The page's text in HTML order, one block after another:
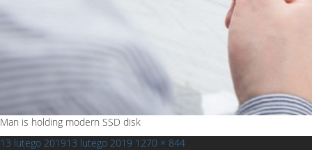
Man is holding modern SSD disk
Opublikowano
13 lutego 201913 lutego 2019 Pełny
1270 × 844